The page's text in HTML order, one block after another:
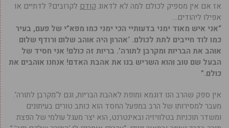
אז אם אין מספיק לכולם למה לא לדאוג קודם לקרובים? לדתיים או
אפילו ליהודים…
“אני איש מאוד ימני בדעותיי הכי ימני כמו מפא”י של פעם, בעיר
כמו לוד חייבים לתת לכולם. ‘אהרון היה אוהב שלום ורודף שלום
אוהב את הבריות ומקרבן לתורה’. בריות זה כולם! אני חסיד של
הבעל שם טוב והוא השריש בנו את אהבת האדם! אנחנו אוהבים את
כולם.”
אין ספק שהרב הנו דוגמא ומופת לאהבת הבריות, וגם ל’מקרבן לתורה’.
מעבר למסירותו של הרב במפעל החסד הוא כותב טורים בעיתונים
ומשדר תוכניות בטלוויזיה ובאינטרנט, הוא יצר מעגל עולמי של הפצת